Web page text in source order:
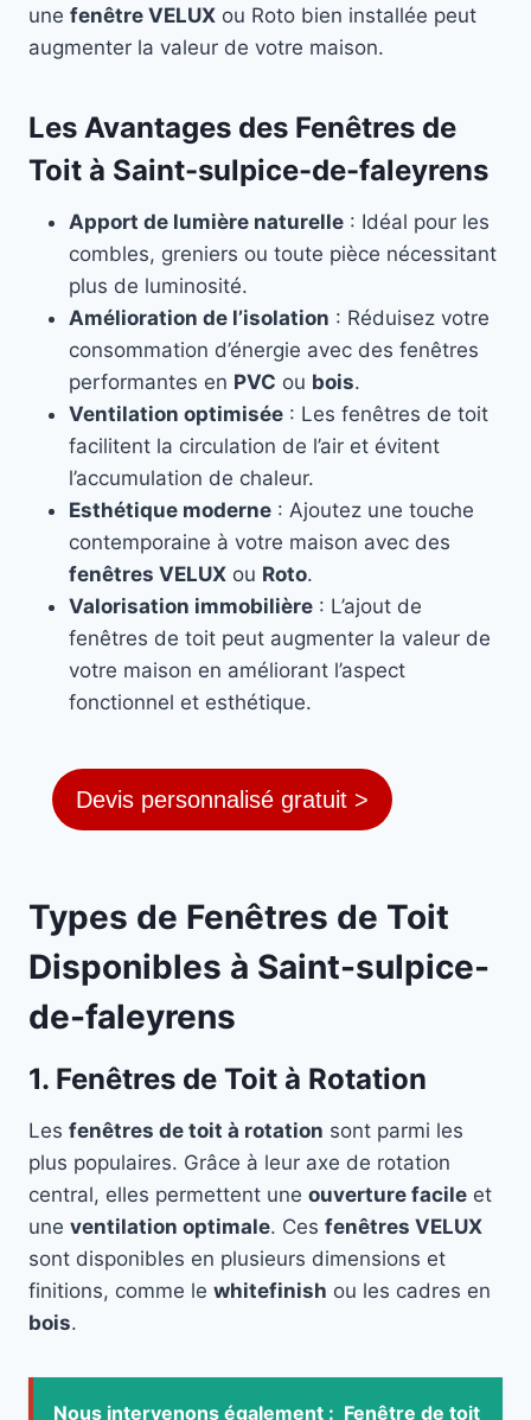
une fenêtre VELUX ou Roto bien installée peut
augmenter la valeur de votre maison.
Les Avantages des Fenêtres de
Toit à Saint-sulpice-de-faleyrens
Apport de lumière naturelle : Idéal pour les
combles, greniers ou toute pièce nécessitant
plus de luminosité.
Amélioration de l’isolation : Réduisez votre
consommation d’énergie avec des fenêtres
performantes en PVC ou bois.
Ventilation optimisée : Les fenêtres de toit
facilitent la circulation de l’air et évitent
l’accumulation de chaleur.
Esthétique moderne : Ajoutez une touche
contemporaine à votre maison avec des
fenêtres VELUX ou Roto.
Valorisation immobilière : L’ajout de
fenêtres de toit peut augmenter la valeur de
votre maison en améliorant l’aspect
fonctionnel et esthétique.
Devis personnalisé gratuit >
Types de Fenêtres de Toit
Disponibles à Saint-sulpice-
de-faleyrens
1. Fenêtres de Toit à Rotation
Les fenêtres de toit à rotation sont parmi les
plus populaires. Grâce à leur axe de rotation
central, elles permettent une ouverture facile et
une ventilation optimale. Ces fenêtres VELUX
sont disponibles en plusieurs dimensions et
finitions, comme le whitefinish ou les cadres en
bois.
Nous intervenons également : Fenêtre de toit